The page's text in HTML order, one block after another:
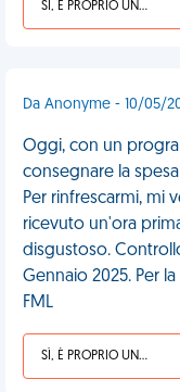
SÌ, È PROPRIO UNA VDM!
Da Anonyme - 10/05/
Oggi, con un
consegnare la
Per rinfrescarmi, mi
ricevuto un'ora
disgustoso.
Gennaio 2025. Per
FML
SÌ, È PROPRIO UNA VDM!